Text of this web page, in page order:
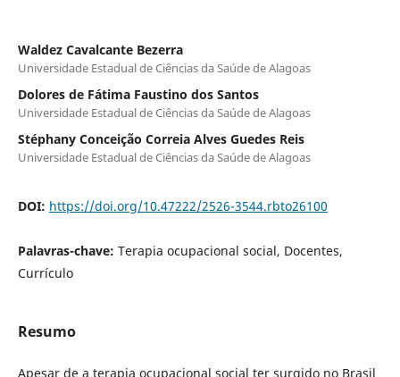
Waldez Cavalcante Bezerra
Universidade Estadual de Ciências da Saúde de Alagoas
Dolores de Fátima Faustino dos Santos
Universidade Estadual de Ciências da Saúde de Alagoas
Stéphany Conceição Correia Alves Guedes Reis
Universidade Estadual de Ciências da Saúde de Alagoas
DOI: https://doi.org/10.47222/2526-3544.rbto26100
Palavras-chave: Terapia ocupacional social, Docentes,
Currículo
Resumo
Apesar de a terapia ocupacional social ter surgido no Brasil